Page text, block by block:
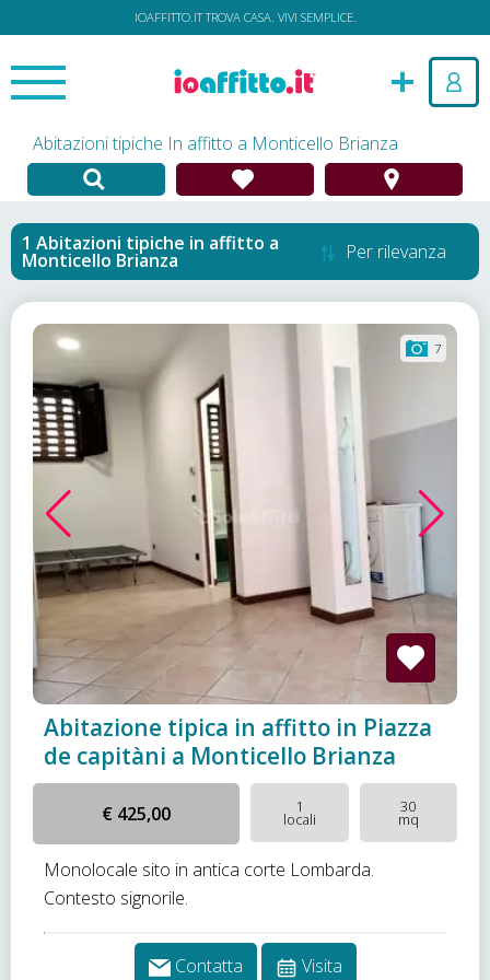
IOAFFITTO.IT TROVA CASA. VIVI SEMPLICE.
Abitazioni tipiche In affitto a Monticello Brianza
Abitazioni tipiche in affitto a
Monticello Brianza Per rilevanza
7
Abitazione tipica in affitto in Piazza
de capitàni a Monticello Brianza
€ 425,00 1
locali
30
mq
Monolocale sito in antica corte Lombarda.
Contesto signorile.
Contatta Visita